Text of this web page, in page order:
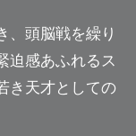
、頭脳戦を繰り
迫感あふれるス
き天才としての